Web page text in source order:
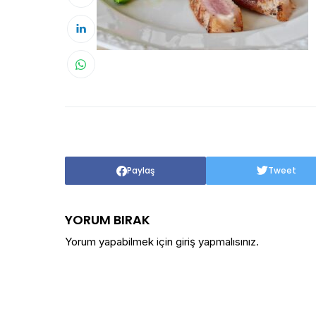
Paylaş Tweet
YORUM BIRAK
Yorum yapabilmek için giriş yapmalısınız.